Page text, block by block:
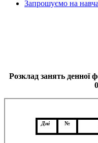
Запрошуємо на
Розклад занять денної